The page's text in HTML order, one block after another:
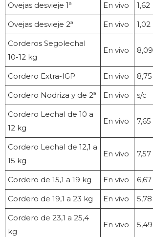
Ovejas desvieje 1ª En vivo 1,62
Ovejas desvieje 2ª En vivo 1,02
Corderos Segolechal
10-12 kg
En vivo 8,09
Cordero Extra-IGP En vivo 8,75
Cordero Nodriza y de 2ª En vivo s/c
Cordero Lechal de 10 a
12 kg
En vivo 7,65
Cordero Lechal de 12,1 a
15 kg
En vivo 7,57
Cordero de 15,1 a 19 kg En vivo 6,67
Cordero de 19,1 a 23 kg En vivo 5,78
Cordero de 23,1 a 25,4
kg
En vivo 5,49